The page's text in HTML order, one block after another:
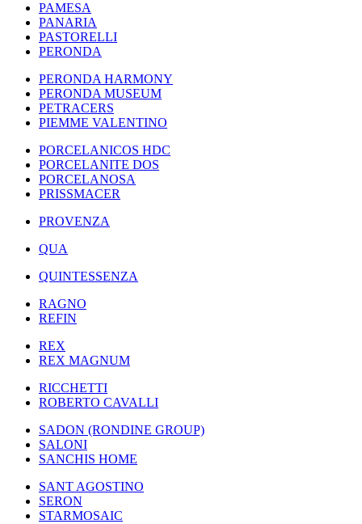
PAMESA
PANARIA
PASTORELLI
PERONDA
PERONDA HARMONY
PERONDA MUSEUM
PETRACERS
PIEMME VALENTINO
PORCELANICOS HDC
PORCELANITE DOS
PORCELANOSA
PRISSMACER
PROVENZA
QUA
QUINTESSENZA
RAGNO
REFIN
REX
REX MAGNUM
RICCHETTI
ROBERTO CAVALLI
SADON (RONDINE GROUP)
SALONI
SANCHIS HOME
SANT AGOSTINO
SERON
STARMOSAIC